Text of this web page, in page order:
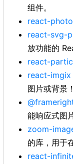
组件。
react-
react-svg-
放功能的
react-
react-imgix
图片或背景！
能响应式图
zoom-
的库，用于
react-